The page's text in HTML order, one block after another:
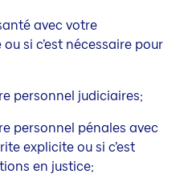
avec votre
si c’est nécessaire pour
personnel judiciaires;
personnel pénales avec
explicite ou si c’est
en justice;